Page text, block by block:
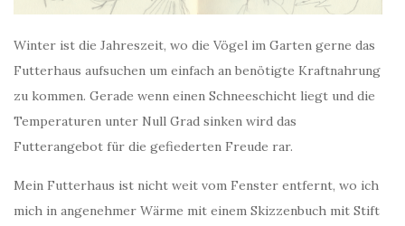
Winter ist die Jahreszeit, wo die Vögel im Garten gerne das
Futterhaus aufsuchen um einfach an benötigte Kraftnahrung
zu kommen. Gerade wenn einen Schneeschicht liegt und die
Temperaturen unter Null Grad sinken wird das
Futterangebot für die gefiederten Freude rar.
Mein Futterhaus ist nicht weit vom Fenster entfernt, wo ich
mich in angenehmer Wärme mit einem Skizzenbuch mit Stift